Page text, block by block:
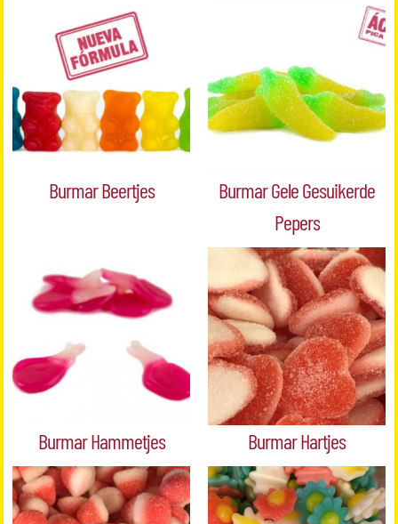
Burmar Beertjes
Burmar Gele Gesuikerde
Pepers
Burmar Hammetjes Burmar Hartjes